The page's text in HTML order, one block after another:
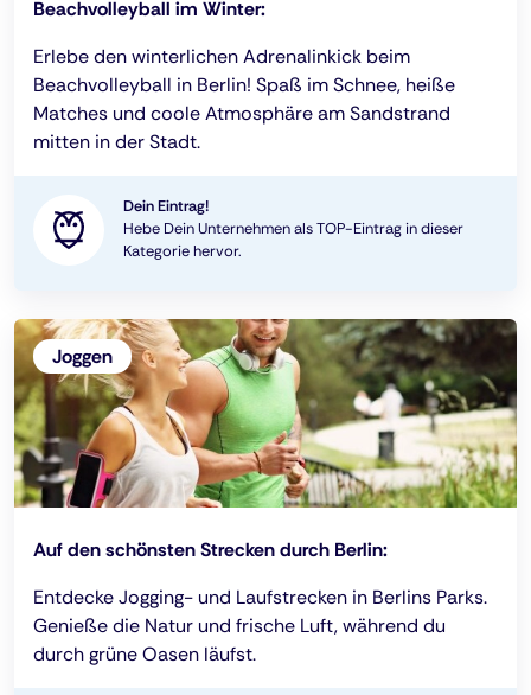
Beachvolleyball im Winter:
Erlebe den winterlichen Adrenalinkick beim
Beachvolleyball in Berlin! Spaß im Schnee, heiße
Matches und coole Atmosphäre am Sandstrand
mitten in der Stadt.
Dein Eintrag!
Hebe Dein Unternehmen als TOP-Eintrag in dieser
Kategorie hervor.
Joggen
Auf den schönsten Strecken durch Berlin:
Entdecke Jogging- und Laufstrecken in Berlins Parks.
Genieße die Natur und frische Luft, während du
durch grüne Oasen läufst.